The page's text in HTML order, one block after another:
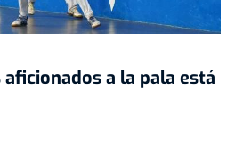
a la pala está